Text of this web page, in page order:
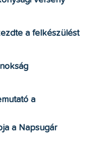
a felkészülést
a
a Napsugár